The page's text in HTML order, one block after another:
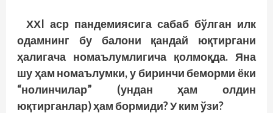
ХХI аср пандемиясига сабаб бўлган илк
одамнинг бу балони қандай юқтиргани
ҳалигача номаълумлигича қолмоқда. Яна
шу ҳам номаълумки, у биринчи беморми ёки
“нолинчилар” (ундан ҳам олдин
юқтирганлар) ҳам бормиди? У ким ўзи?